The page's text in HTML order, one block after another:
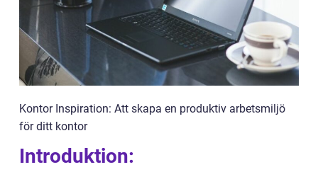
Kontor Inspiration: Att skapa en produktiv arbetsmiljö
för ditt kontor
Introduktion: